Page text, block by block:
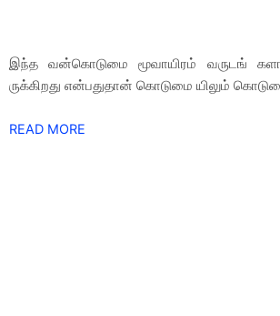
இந்த வன்கொடுமை மூவாயிரம் வருடங்
ருக்கிறது என்பதுதான் கொடுமை யிலும்
READ MORE